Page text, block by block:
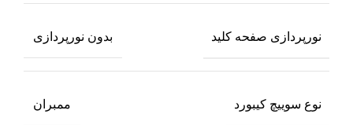
نورپردازی صفحه کلید بدون نورپردازی
نوع سوییچ کیبورد ممبران